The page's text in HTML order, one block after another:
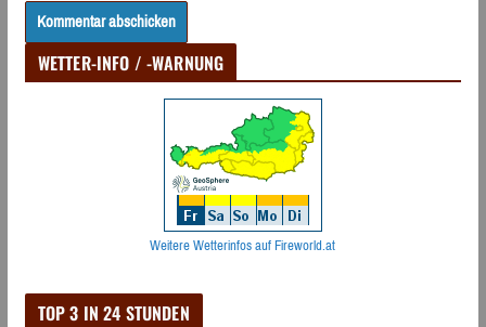
WETTER-INFO / -WARNUNG
Weitere Wetterinfos auf Fireworld.at
TOP 3 IN 24 STUNDEN